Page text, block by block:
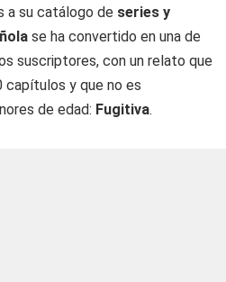
a su catálogo de series y
se ha convertido en una de
suscriptores, con un relato que
capítulos y que no es
de edad: Fugitiva.